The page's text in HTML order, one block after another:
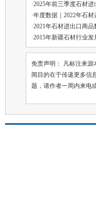
·2025年前三季度石材进
·年度数据｜2022年石材
·2021年石材进出口商品
·2015年新疆石材行业
免责声明： 凡标注来源
闻目的在于传递更多信
题，请作者一周内来电